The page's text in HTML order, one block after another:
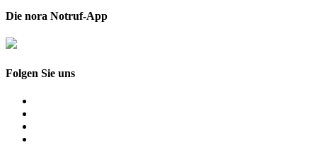
Die nora Notruf-App
Folgen Sie uns